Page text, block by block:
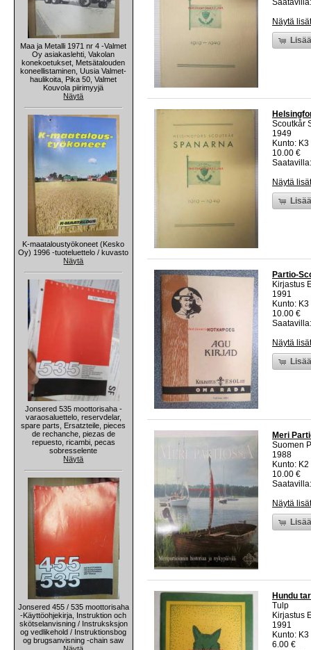
Maa ja Metalli 1971 nr 4 -Valmet
Oy asiakaslehti, Vakolan
konekoetukset, Metsätalouden
koneellistaminen, Uusia Valmet-
haulikoita, Pika 50, Valmet
Kouvola piirimyyjä
Näytä
K-maataloustyökoneet (Kesko
Oy) 1996 -tuoteluettelo / kuvasto
Näytä
Jonsered 535 moottorisaha -
varaosaluettelo, reservdelar,
spare parts, Ersatzteile, pieces
de rechanche, piezas de
repuesto, ricambi, pecas
sobresselente
Näytä
Jonsered 455 / 535 moottorisaha
-Käyttöohjekirja, Instruktion och
skötselanvisning / Instruksksjon
og vedlikehold / Instruktionsbog
og brugsanvisning -chain saw
Näytä
Scoutkår
1949
Kunto:
10.00 €
Näytä
Partio-
Kirjastus
1991
Kunto:
10.00 €
Näytä
Meri
Suomen
1988
Kunto:
10.00 €
Näytä
Hundu
Tulp
Kirjastus
1991
Kunto:
6.00 €